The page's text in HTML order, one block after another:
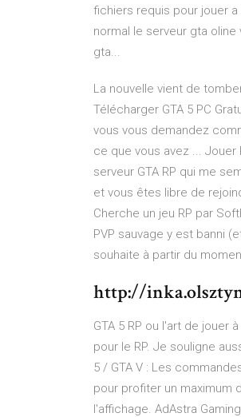
fichiers requis pour jouer
normal le serveur gta
gta...
La nouvelle vient de
Télécharger GTA 5 PC
vous vous demandez
ce que vous avez ... Jouer
serveur GTA RP qui me
et vous êtes libre de
Cherche un jeu RP par
PVP sauvage y est banni
souhaite à partir du
http://
GTA 5 RP ou l'art de jouer
pour le RP. Je souligne
5 / GTA V : Les
pour profiter un maximum
l'affichage. AdAstra